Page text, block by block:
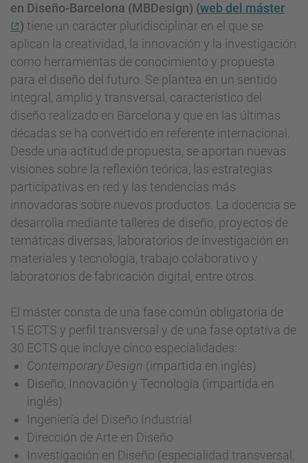
en Diseño-Barcelona (MBDesign) (web del máster
) tiene un carácter pluridisciplinar en el que se
aplican la creatividad, la innovación y la investigación
como herramientas de conocimiento y propuesta
para el diseño del futuro. Se plantea en un sentido
integral, amplio y transversal, característico del
diseño realizado en Barcelona y que en las últimas
décadas se ha convertido en referente internacional.
Desde una actitud de propuesta, se aportan nuevas
visiones sobre la reflexión teórica, las estrategias
participativas en red y las tendencias más
innovadoras sobre nuevos productos. La docencia se
desarrolla mediante talleres de diseño, proyectos de
temáticas diversas, laboratorios de investigación en
materiales y tecnología, trabajo colaborativo y
laboratorios de fabricación digital, entre otros.
El máster consta de una fase común obligatoria de
15 ECTS y perfil transversal y de una fase optativa de
30 ECTS que incluye cinco especialidades:
Contemporary Design (impartida en inglés)
Diseño, Innovación y Tecnología (impartida en
inglés)
Ingeniería del Diseño Industrial
Dirección de Arte en Diseño
Investigación en Diseño (especialidad transversal,